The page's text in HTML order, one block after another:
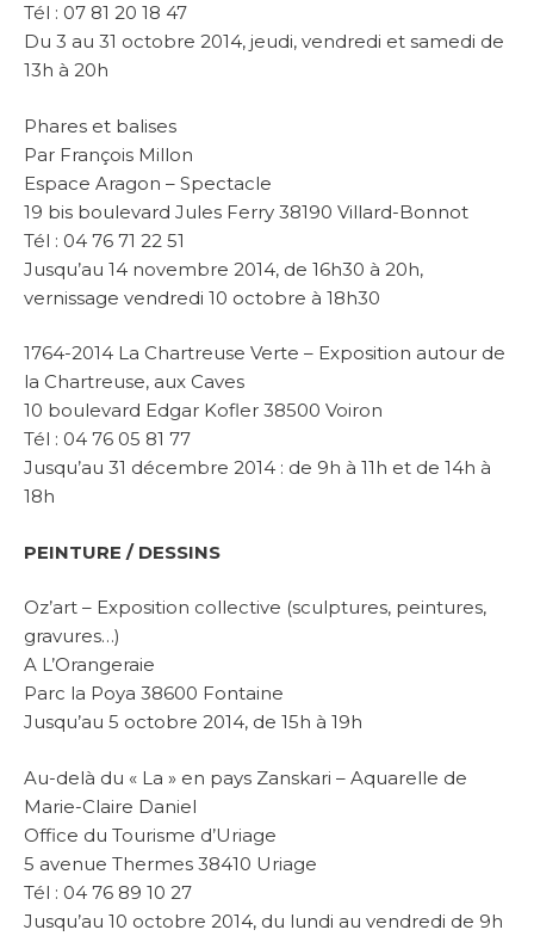
Tél : 07 81 20 18 47
Du 3 au 31 octobre 2014, jeudi, vendredi et samedi de
13h à 20h
Phares et balises
Par François Millon
Espace Aragon – Spectacle
19 bis boulevard Jules Ferry 38190 Villard-Bonnot
Tél : 04 76 71 22 51
Jusqu’au 14 novembre 2014, de 16h30 à 20h,
vernissage vendredi 10 octobre à 18h30
1764-2014 La Chartreuse Verte – Exposition autour de
la Chartreuse, aux Caves
10 boulevard Edgar Kofler 38500 Voiron
Tél : 04 76 05 81 77
Jusqu’au 31 décembre 2014 : de 9h à 11h et de 14h à
18h
PEINTURE / DESSINS
Oz’art – Exposition collective (sculptures, peintures,
gravures…)
A L’Orangeraie
Parc la Poya 38600 Fontaine
Jusqu’au 5 octobre 2014, de 15h à 19h
Au-delà du « La » en pays Zanskari – Aquarelle de
Marie-Claire Daniel
Office du Tourisme d’Uriage
5 avenue Thermes 38410 Uriage
Tél : 04 76 89 10 27
Jusqu’au 10 octobre 2014, du lundi au vendredi de 9h